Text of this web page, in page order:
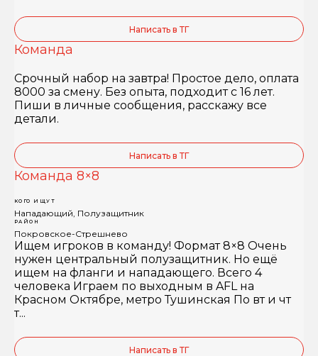
Написать в ТГ
Команда
Срочный набор на завтра! Простое дело, оплата
8000 за смену. Без опыта, подходит с 16 лет.
Пиши в личные сообщения, расскажу все
детали.
Написать в ТГ
Команда 8×8
КОГО ИЩУТ
Нападающий, Полузащитник
РАЙОН
Покровское-Стрешнево
Ищем игроков в команду! Формат 8×8 Очень
нужен центральный полузащитник. Но ещё
ищем на фланги и нападающего. Всего 4
человека Играем по выходным в AFL на
Красном Октябре, метро Тушинская По вт и чт
т...
Написать в ТГ